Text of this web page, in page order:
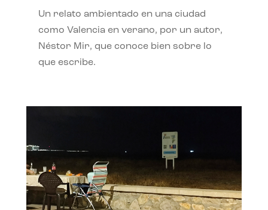
Un relato ambientado en una ciudad
como Valencia en verano, por un autor,
Néstor Mir, que conoce bien sobre lo
que escribe.